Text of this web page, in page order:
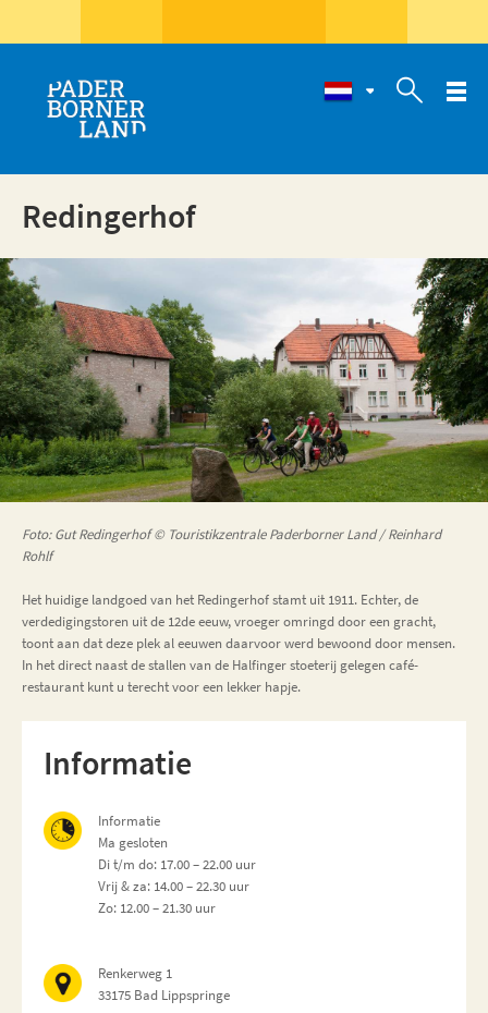

Redingerhof
Foto: Gut Redingerhof © Touristikzentrale Paderborner Land / Reinhard
Rohlf
Het huidige landgoed van het Redingerhof stamt uit 1911. Echter, de
verdedigingstoren uit de 12de eeuw, vroeger omringd door een gracht,
toont aan dat deze plek al eeuwen daarvoor werd bewoond door mensen.
In het direct naast de stallen van de Halfinger stoeterij gelegen café-
restaurant kunt u terecht voor een lekker hapje.
Informatie
Informatie
Ma gesloten
Di t/m do: 17.00 – 22.00 uur
Vrij & za: 14.00 – 22.30 uur
Zo: 12.00 – 21.30 uur
Renkerweg 1
33175 Bad Lippspringe